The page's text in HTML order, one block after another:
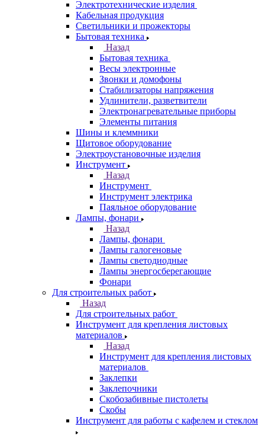
Электротехнические изделия
Кабельная продукция
Светильники и прожекторы
Бытовая техника
Назад
Бытовая техника
Весы электронные
Звонки и домофоны
Стабилизаторы напряжения
Удлинители, разветвители
Электронагревательные приборы
Элементы питания
Шины и клеммники
Щитовое оборудование
Электроустановочные изделия
Инструмент
Назад
Инструмент
Инструмент электрика
Паяльное оборудование
Лампы, фонари
Назад
Лампы, фонари
Лампы галогеновые
Лампы светодиодные
Лампы энергосберегающие
Фонари
Для строительных работ
Назад
Для строительных работ
Инструмент для крепления листовых
материалов
Назад
Инструмент для крепления листовых
материалов
Заклепки
Заклепочники
Скобозабивные пистолеты
Скобы
Инструмент для работы с кафелем и стеклом